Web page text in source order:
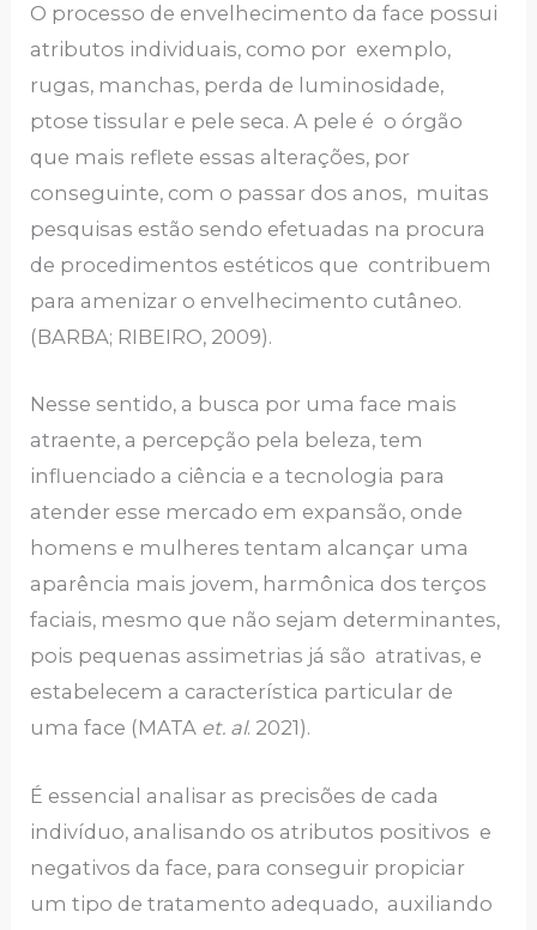
O processo de envelhecimento da face possui
atributos individuais, como por exemplo,
rugas, manchas, perda de luminosidade,
ptose tissular e pele seca. A pele é o órgão
que mais reflete essas alterações, por
conseguinte, com o passar dos anos, muitas
pesquisas estão sendo efetuadas na procura
de procedimentos estéticos que contribuem
para amenizar o envelhecimento cutâneo.
(BARBA; RIBEIRO, 2009).
Nesse sentido, a busca por uma face mais
atraente, a percepção pela beleza, tem
influenciado a ciência e a tecnologia para
atender esse mercado em expansão, onde
homens e mulheres tentam alcançar uma
aparência mais jovem, harmônica dos terços
faciais, mesmo que não sejam determinantes,
pois pequenas assimetrias já são atrativas, e
estabelecem a característica particular de
uma face (MATA et. al. 2021).
É essencial analisar as precisões de cada
indivíduo, analisando os atributos positivos e
negativos da face, para conseguir propiciar
um tipo de tratamento adequado, auxiliando